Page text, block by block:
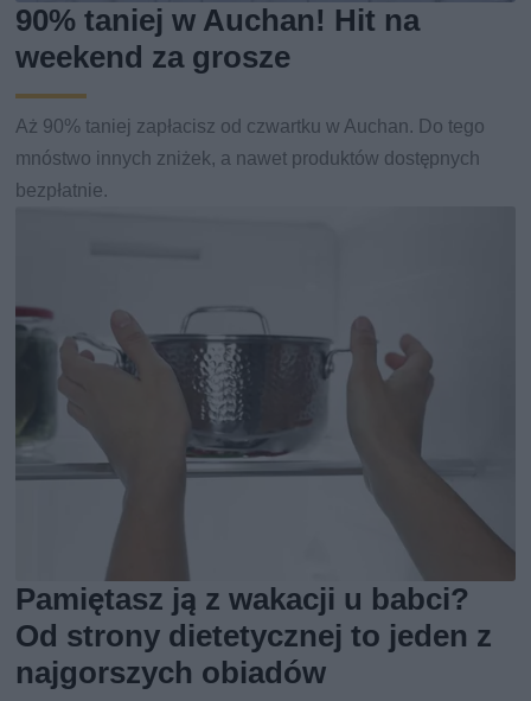
90% taniej w Auchan! Hit na
weekend za grosze
Aż 90% taniej zapłacisz od czwartku w Auchan. Do tego
mnóstwo innych zniżek, a nawet produktów dostępnych
bezpłatnie.
Pamiętasz ją z wakacji u babci?
Od strony dietetycznej to jeden z
najgorszych obiadów